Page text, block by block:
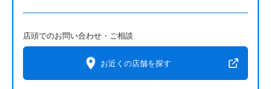
店頭でのお問い合わせ・ご相談
お近くの店舗を探す